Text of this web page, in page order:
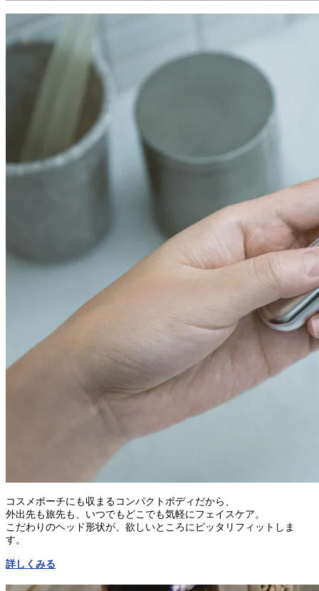
コスメポーチにも収まるコンパクトボディだから、
外出先も旅先も、いつでもどこでも気軽にフェイスケア。
こだわりのヘッド形状が、欲しいところにピッタリフィットしま
す。
詳しくみる